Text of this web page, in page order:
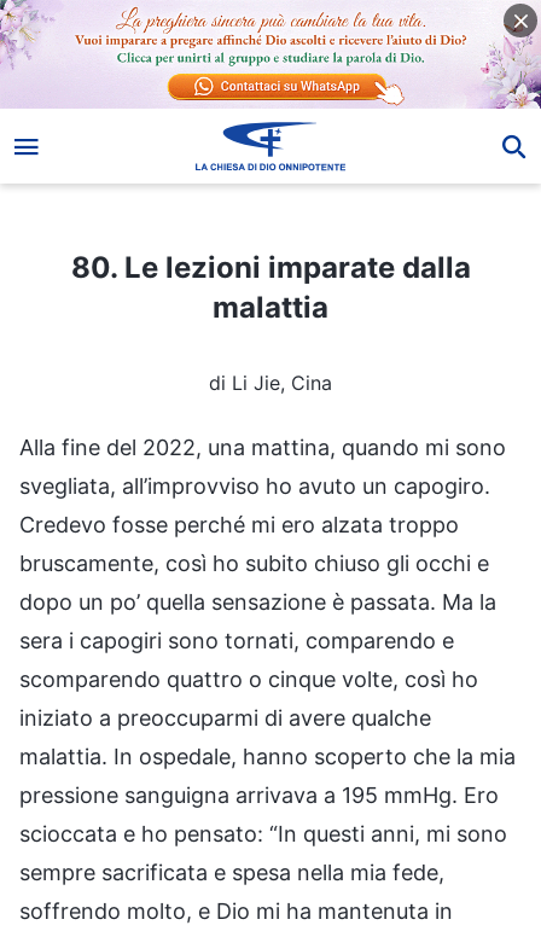
80. Le lezioni imparate dalla malattia
80. Le lezioni imparate dalla
malattia
di Li Jie, Cina
Alla fine del 2022, una mattina, quando mi sono
svegliata, all’improvviso ho avuto un capogiro.
Credevo fosse perché mi ero alzata troppo
bruscamente, così ho subito chiuso gli occhi e
dopo un po’ quella sensazione è passata. Ma la
sera i capogiri sono tornati, comparendo e
scomparendo quattro o cinque volte, così ho
iniziato a preoccuparmi di avere qualche
malattia. In ospedale, hanno scoperto che la mia
pressione sanguigna arrivava a 195 mmHg. Ero
scioccata e ho pensato: “In questi anni, mi sono
sempre sacrificata e spesa nella mia fede,
soffrendo molto, e Dio mi ha mantenuta in